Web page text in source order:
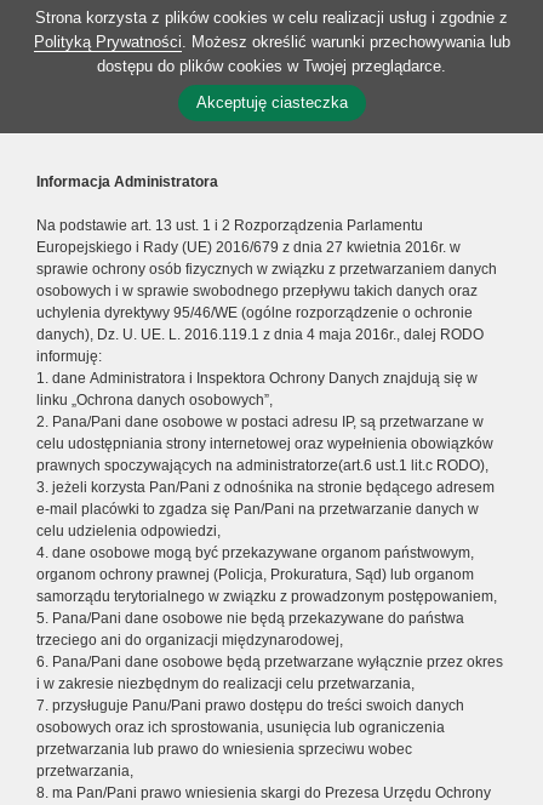
Strona korzysta z plików cookies w celu realizacji usług i zgodnie z
Polityką Prywatności. Możesz określić warunki przechowywania lub
dostępu do plików cookies w Twojej przeglądarce.
Akceptuję ciasteczka
Informacja Administratora
Na podstawie art. 13 ust. 1 i 2 Rozporządzenia Parlamentu
Europejskiego i Rady (UE) 2016/679 z dnia 27 kwietnia 2016r. w
sprawie ochrony osób fizycznych w związku z przetwarzaniem danych
osobowych i w sprawie swobodnego przepływu takich danych oraz
uchylenia dyrektywy 95/46/WE (ogólne rozporządzenie o ochronie
danych), Dz. U. UE. L. 2016.119.1 z dnia 4 maja 2016r., dalej RODO
informuję:
1. dane Administratora i Inspektora Ochrony Danych znajdują się w
linku „Ochrona danych osobowych”,
2. Pana/Pani dane osobowe w postaci adresu IP, są przetwarzane w
celu udostępniania strony internetowej oraz wypełnienia obowiązków
prawnych spoczywających na administratorze(art.6 ust.1 lit.c RODO),
3. jeżeli korzysta Pan/Pani z odnośnika na stronie będącego adresem
e-mail placówki to zgadza się Pan/Pani na przetwarzanie danych w
celu udzielenia odpowiedzi,
4. dane osobowe mogą być przekazywane organom państwowym,
organom ochrony prawnej (Policja, Prokuratura, Sąd) lub organom
samorządu terytorialnego w związku z prowadzonym postępowaniem,
5. Pana/Pani dane osobowe nie będą przekazywane do państwa
trzeciego ani do organizacji międzynarodowej,
6. Pana/Pani dane osobowe będą przetwarzane wyłącznie przez okres
i w zakresie niezbędnym do realizacji celu przetwarzania,
7. przysługuje Panu/Pani prawo dostępu do treści swoich danych
osobowych oraz ich sprostowania, usunięcia lub ograniczenia
przetwarzania lub prawo do wniesienia sprzeciwu wobec
przetwarzania,
8. ma Pan/Pani prawo wniesienia skargi do Prezesa Urzędu Ochrony